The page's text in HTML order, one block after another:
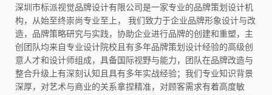
深圳市标派视觉品牌设计有限公司是一家专业的品牌策划设计机
构，从始至终崇尚专业至上， 我们致力于企业品牌形象设计与改
造，品牌策略研究与实践，协助企业进行品牌的创建和重塑，主
创团队均来自专业设计院校且有多年品牌策划设计经验的高级创
意人才和设计师组成，具备国际视野与能力，团队在品牌改造与
整合升级上有深刻认知且具有多年实战经验；我们专业知识背景
深厚，对艺术与商业的关系拿捏精准，对顾客需求有着高度敏